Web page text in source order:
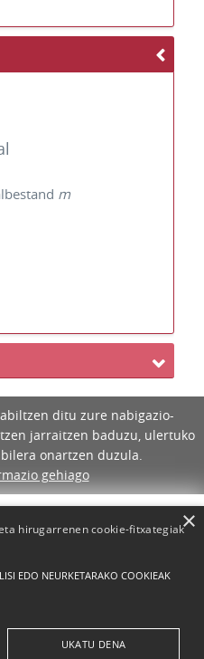
m
ditu zure nabigazio-
jarraitzen baduzu, ulertuko
onartzen duzula.
gehiago
Laguntza Kontaktua
hirugarrenen cookie-fitxategiak
EDO NEURKETARAKO COOKIEAK
UKATU DENA
×